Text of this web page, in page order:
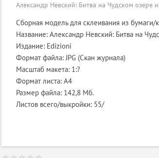
Александр Невский: Битва на Чудском озере
Сборная модель для склеивания из бумаги/
Название: Александр Невский: Битва на
Издание: Edizioni
Формат файла: JPG (Скан журнала)
Масштаб макета: 1:?
Формат листа: А4
Размер файла: 142,8 Мб.
Листов всего/выкройки: 55/